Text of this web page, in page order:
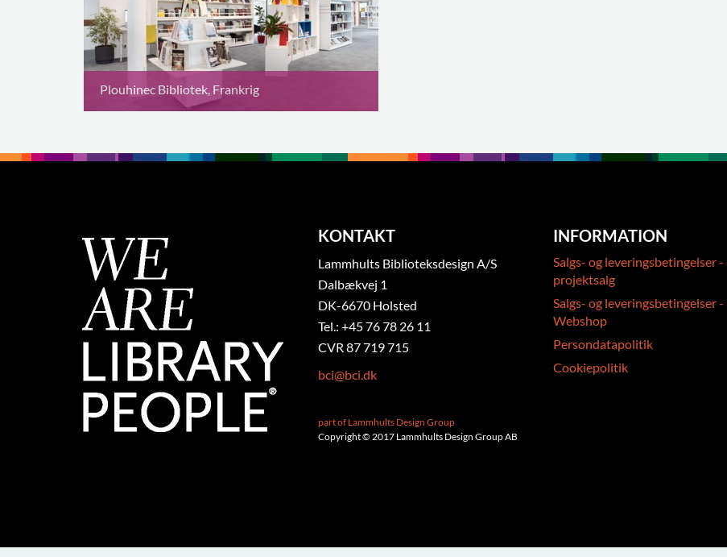
Plouhinec Bibliotek, Frankrig
KONTAKT
Lammhults Biblioteksdesign A/S
Dalbækvej 1
DK-6670 Holsted
Tel.: +45 76 78 26 11
CVR 87 719 715
bci@bci.dk
part of Lammhults Design Group
Copyright © 2017 Lammhults Design Group AB
INFORMATION
Salgs- og leveringsbetingelser -
projektsalg
Salgs- og leveringsbetingelser -
Webshop
Persondatapolitik
Cookiepolitik